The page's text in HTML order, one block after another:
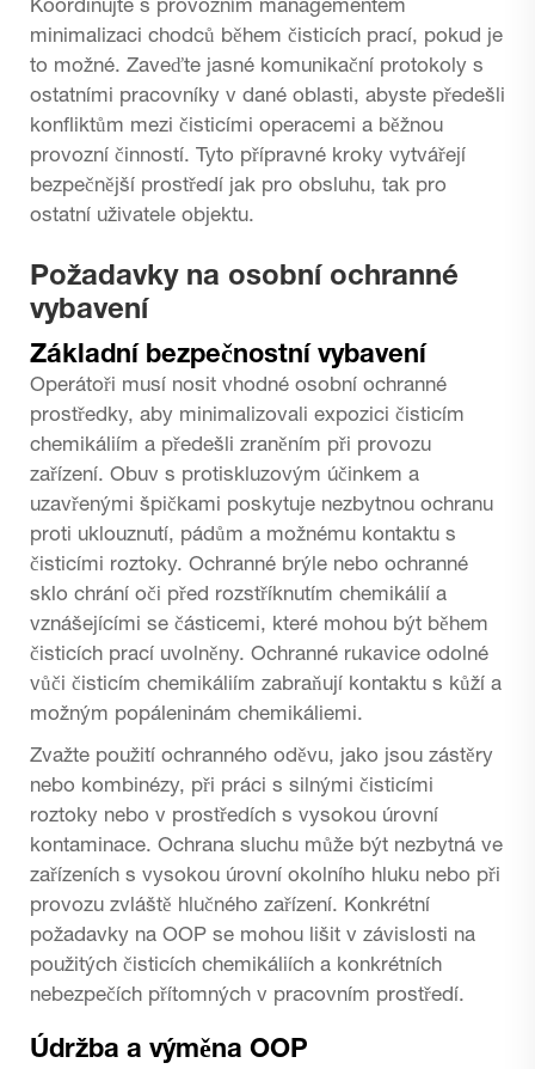
Koordinujte s provozním managementem
minimalizaci chodců během čisticích prací, pokud je
to možné. Zaveďte jasné komunikační protokoly s
ostatními pracovníky v dané oblasti, abyste předešli
konfliktům mezi čisticími operacemi a běžnou
provozní činností. Tyto přípravné kroky vytvářejí
bezpečnější prostředí jak pro obsluhu, tak pro
ostatní uživatele objektu.
Požadavky na osobní ochranné
vybavení
Základní bezpečnostní vybavení
Operátoři musí nosit vhodné osobní ochranné
prostředky, aby minimalizovali expozici čisticím
chemikáliím a předešli zraněním při provozu
zařízení. Obuv s protiskluzovým účinkem a
uzavřenými špičkami poskytuje nezbytnou ochranu
proti uklouznutí, pádům a možnému kontaktu s
čisticími roztoky. Ochranné brýle nebo ochranné
sklo chrání oči před rozstříknutím chemikálií a
vznášejícími se částicemi, které mohou být během
čisticích prací uvolněny. Ochranné rukavice odolné
vůči čisticím chemikáliím zabraňují kontaktu s kůží a
možným popáleninám chemikáliemi.
Zvažte použití ochranného oděvu, jako jsou zástěry
nebo kombinézy, při práci s silnými čisticími
roztoky nebo v prostředích s vysokou úrovní
kontaminace. Ochrana sluchu může být nezbytná ve
zařízeních s vysokou úrovní okolního hluku nebo při
provozu zvláště hlučného zařízení. Konkrétní
požadavky na OOP se mohou lišit v závislosti na
použitých čisticích chemikáliích a konkrétních
nebezpečích přítomných v pracovním prostředí.
Údržba a výměna OOP